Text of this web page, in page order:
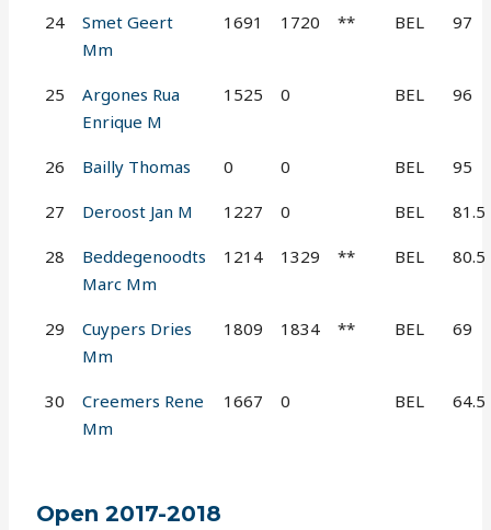
24
Smet Geert
Mm
1691 1720 ** BEL 97
25
Argones Rua
Enrique M
1525 0 BEL 96
26 Bailly Thomas 0 0 BEL 95
27 Deroost Jan M 1227 0 BEL 81.5
28
Beddegenoodts
Marc Mm
1214 1329 ** BEL 80.5
29
Cuypers Dries
Mm
1809 1834 ** BEL 69
30
Creemers Rene
Mm
1667 0 BEL 64.5
Open 2017-2018